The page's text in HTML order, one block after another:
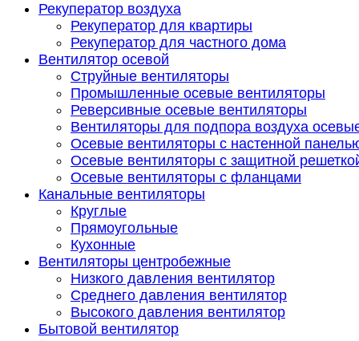
Рекуператор воздуха
Рекуператор для квартиры
Рекуператор для частного дома
Вентилятор осевой
Струйные вентиляторы
Промышленные осевые вентиляторы
Реверсивные осевые вентиляторы
Вентиляторы для подпора воздуха
Осевые вентиляторы с настенной
Осевые вентиляторы с защитной
Осевые вентиляторы с фланцами
Канальные вентиляторы
Круглые
Прямоугольные
Кухонные
Вентиляторы центробежные
Низкого давления вентилятор
Среднего давления вентилятор
Высокого давления вентилятор
Бытовой вентилятор